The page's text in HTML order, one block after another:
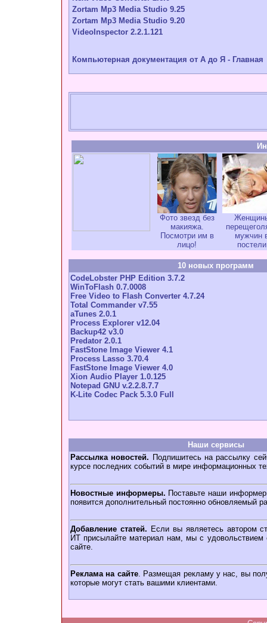
Zortam Mp3 Media Studio 9.25
Zortam Mp3 Media Studio 9.20
VideoInspector 2.2.1.121
Компьютерная документация от А до Я - Главная
Фото звезд без
макияжа.
Посмотри им в
лицо!
мужчин
постели
10 новых программ
CodeLobster PHP Edition 3.7.2
WinToFlash 0.7.0008
Free Video to Flash Converter 4.7.24
Total Commander v7.55
aTunes 2.0.1
Process Explorer v12.04
Backup42 v3.0
Predator 2.0.1
FastStone Image Viewer 4.1
Process Lasso 3.70.4
FastStone Image Viewer 4.0
Xion Audio Player 1.0.125
Notepad GNU v.2.2.8.7.7
K-Lite Codec Pack 5.3.0 Full
Наши сервисы
Рассылка новостей. Подпишитесь на рассылку
курсе последних событий в мире информационных
Новостные информеры. Поставьте наши
появится дополнительный постоянно обновляемый
Добавление статей. Если вы являетесь автором
ИТ присылайте материал нам, мы с удовольствием
сайте.
Реклама на сайте. Размещая рекламу у нас, вы
которые могут стать вашими клиентами.